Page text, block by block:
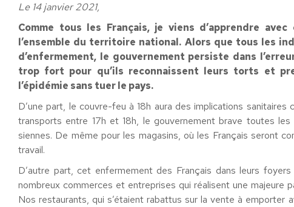
Le 14 janvier 2021,
Comme tous les Français, je viens d’apprendre
l’ensemble du territoire national. Alors que tous les
d’enfermement, le gouvernement persiste dans
trop fort pour qu’ils reconnaissent leurs torts et
l’épidémie sans tuer le pays.
D’une part, le couvre-feu à 18h aura des implications
transports entre 17h et 18h, le gouvernement brave toutes
siennes. De même pour les magasins, où les Français seront
travail.
D’autre part, cet enfermement des Français dans leurs
nombreux commerces et entreprises qui réalisent une majeure
Nos restaurants, qui s’étaient rabattus sur la vente à